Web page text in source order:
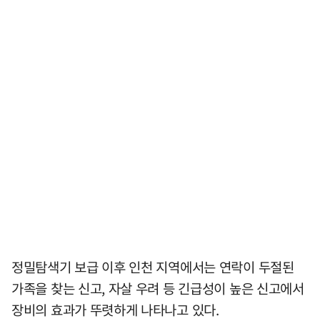
정밀탐색기 보급 이후 인천 지역에서는 연락이 두절된
가족을 찾는 신고, 자살 우려 등 긴급성이 높은 신고에서
장비의 효과가 뚜렷하게 나타나고 있다.